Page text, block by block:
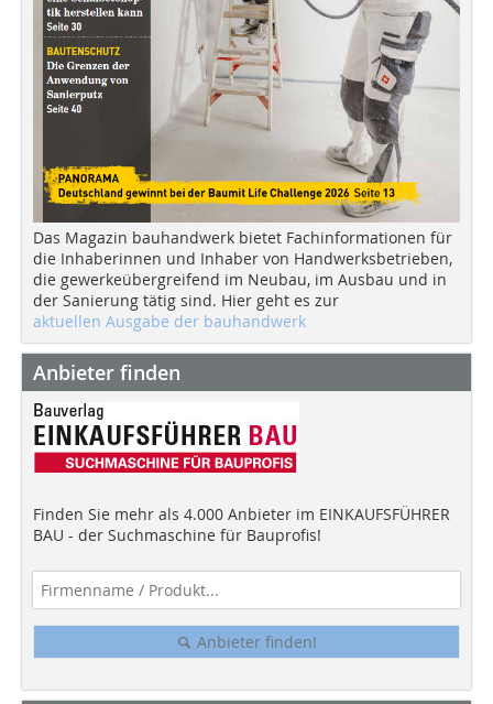
Das Magazin bauhandwerk bietet Fachinformationen für
die Inhaberinnen und Inhaber von Handwerksbetrieben,
die gewerkeübergreifend im Neubau, im Ausbau und in
der Sanierung tätig sind. Hier geht es zur
aktuellen Ausgabe der bauhandwerk
Anbieter finden
Finden Sie mehr als 4.000 Anbieter im EINKAUFSFÜHRER
BAU - der Suchmaschine für Bauprofis!
Anbieter finden!